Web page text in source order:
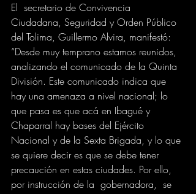
El  secretario de Convivencia
Ciudadana, Seguridad y Orden Público
del Tolima, Guillermo Alvira, manifestó:
“Desde muy temprano estamos reunidos,
analizando el comunicado de la Quinta
División. Este comunicado indica que
hay una amenaza a nivel nacional; lo
que pasa es que acá en Ibagué y
Chaparral hay bases del Ejército
Nacional y de la Sexta Brigada, y lo que
se quiere decir es que se debe tener
precaución en estas ciudades. Por ello,
por instrucción de la  gobernadora,  se